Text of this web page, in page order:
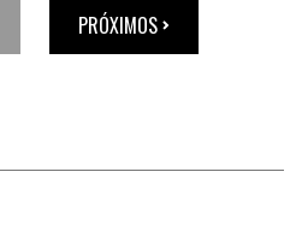
PRÓXIMOS